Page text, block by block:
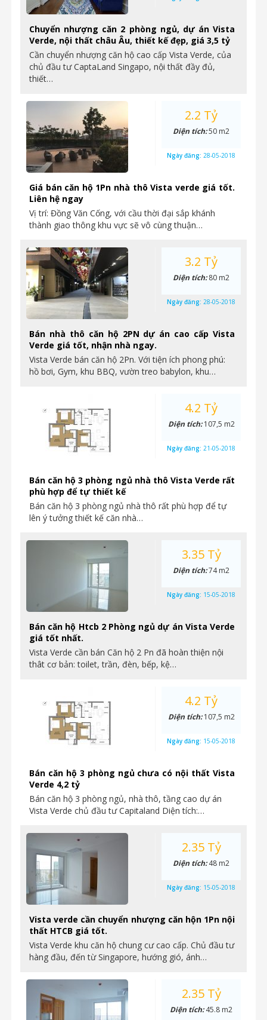
Chuyển nhượng căn 2 phòng ngủ, dự án Vista
Verde, nội thất châu Âu, thiết kế đẹp, giá 3,5 tỷ
Cần chuyển nhượng căn hộ cao cấp Vista Verde, của
chủ đầu tư CaptaLand Singapo, nội thất đầy đủ,
thiết…
Giá bán căn hộ 1Pn nhà thô Vista verde giá tốt.
Liên hệ ngay
Vị trí: Đồng Văn Cống, với cầu thời đại sắp khánh
thành giao thông khu vực sẽ vô cùng thuận…
2.2 Tỷ
Diện tích:50 m2
Ngày đăng: 28-05-2018
Bán nhà thô căn hộ 2PN dự án cao cấp Vista
Verde giá tốt, nhận nhà ngay.
Vista Verde bán căn hộ 2Pn. Với tiện ích phong phú:
hồ bơi, Gym, khu BBQ, vườn treo babylon, khu…
3.2 Tỷ
Diện tích:80 m2
Ngày đăng: 28-05-2018
Bán căn hộ 3 phòng ngủ nhà thô Vista Verde rất
phù hợp để tự thiết kế
Bán căn hộ 3 phòng ngủ nhà thô rất phù hợp để tự
lên ý tưởng thiết kế căn nhà…
4.2 Tỷ
Diện tích:107,5 m2
Ngày đăng: 21-05-2018
Bán căn hộ Htcb 2 Phòng ngủ dự án Vista Verde
giá tốt nhất.
Vista Verde cần bán Căn hộ 2 Pn đã hoàn thiện nội
thât cơ bản: toilet, trần, đèn, bếp, kệ…
3.35 Tỷ
Diện tích:74 m2
Ngày đăng: 15-05-2018
Bán căn hộ 3 phòng ngủ chưa có nội thất Vista
Verde 4,2 tỷ
Bán căn hộ 3 phòng ngủ, nhà thô, tầng cao dự án
Vista Verde chủ đầu tư Capitaland Diện tích:…
4.2 Tỷ
Diện tích:107,5 m2
Ngày đăng: 15-05-2018
Vista verde cần chuyển nhượng căn hộn 1Pn nội
thất HTCB giá tốt.
Vista Verde khu căn hộ chung cư cao cấp. Chủ đầu tư
hàng đầu, đến từ Singapore, hướng gió, ánh…
2.35 Tỷ
Diện tích:48 m2
Ngày đăng: 15-05-2018
2.35 Tỷ
Diện tích:45.8 m2